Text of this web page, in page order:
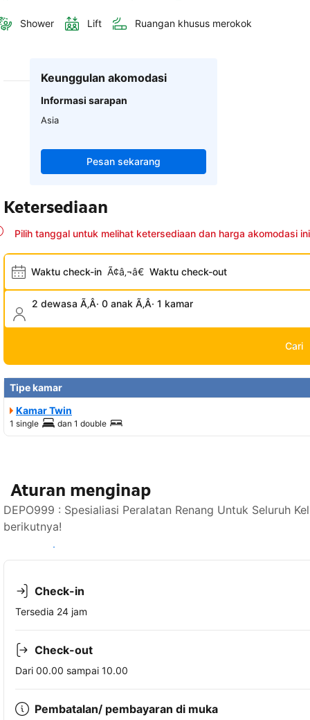
Shower Lift Ruangan khusus merokok
Keunggulan akomodasi
Informasi sarapan
Asia
Pesan sekarang
Ketersediaan
Pilih tanggal untuk melihat ketersediaan dan harga akomodasi ini
Waktu check-in Ã¢â‚¬â€ Waktu check-out
2 dewasa Ã‚Â· 0 anak Ã‚Â· 1 kamar
Cari
Tipe kamar
Kamar Twin
1 single dan 1 double
Aturan menginap
DEPO999 : Spesialiasi Peralatan Renang Untuk Seluruh
berikutnya!
Lihat ketersediaan
Check-in
Tersedia 24 jam
Check-out
Dari 00.00 sampai 10.00
Pembatalan/ pembayaran di muka